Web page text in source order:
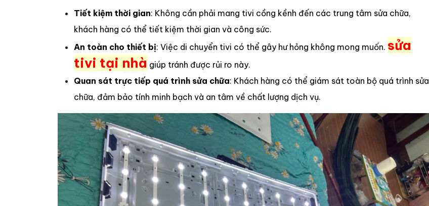
Tiết kiệm thời gian: Không cần phải mang tivi cồng kềnh đến các trung tâm sửa chữa,
khách hàng có thể tiết kiệm thời gian và công sức.
An toàn cho thiết bị: Việc di chuyển tivi có thể gây hư hỏng không mong muốn. sửa
tivi tại nhà giúp tránh được rủi ro này.
Quan sát trực tiếp quá trình sửa chữa: Khách hàng có thể giám sát toàn bộ quá trình sửa
chữa, đảm bảo tính minh bạch và an tâm về chất lượng dịch vụ.